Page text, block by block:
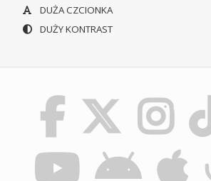
DUŻA CZCIONKA
DUŻY KONTRAST